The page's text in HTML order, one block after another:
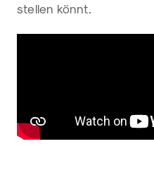
stellen könnt.